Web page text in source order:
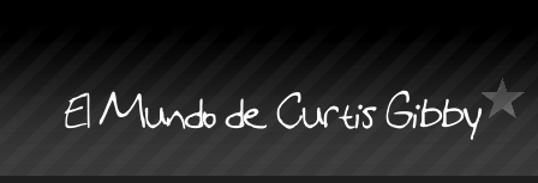
El Mundo de Curtis Gibby